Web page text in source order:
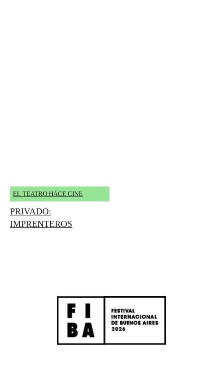
EL TEATRO HACE CINE
PRIVADO:
IMPRENTEROS